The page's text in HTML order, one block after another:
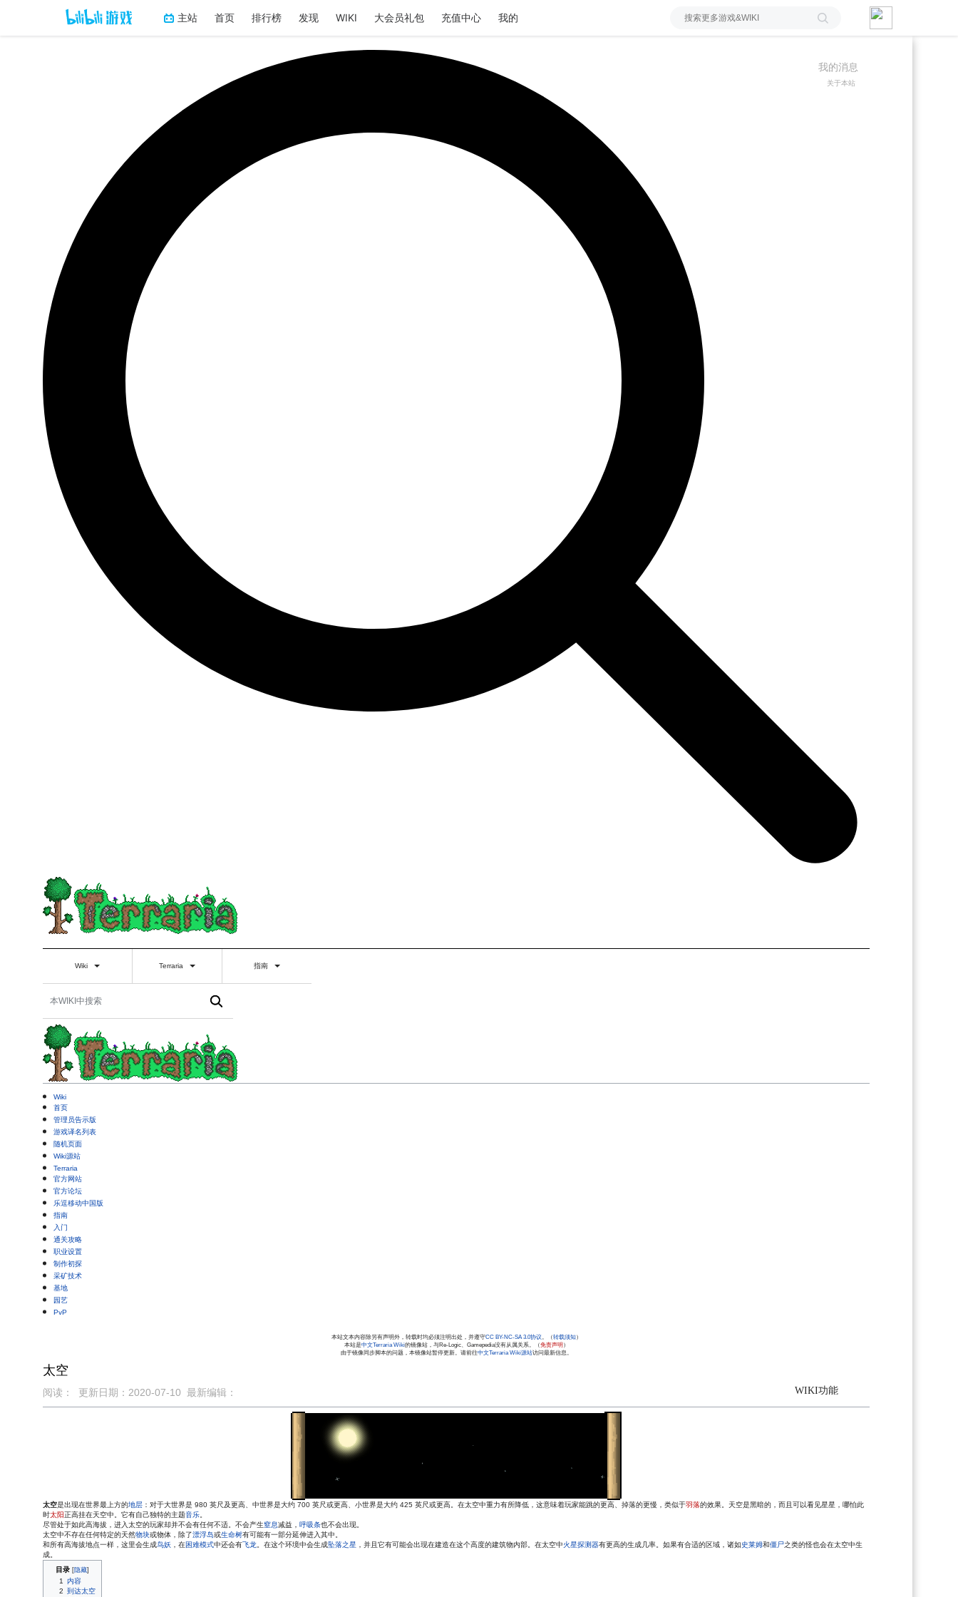
主站 首页 排行榜 发现 WIKI 大会员礼包 充值中心 我的
我的消息
关于本站
Wiki Terraria 指南
Wiki
首页
管理员告示版
游戏译名列表
随机页面
Wiki源站
Terraria
官方网站
官方论坛
乐逗移动中国版
指南
入门
通关攻略
职业设置
制作初探
采矿技术
基地
园艺
PvP
本站文本内容除另有声明外，转载时均必须注明出处，并遵守CC BY-NC-SA 3.0协议 。（转载须知）
本站是中文Terraria Wiki的镜像站，与Re-Logic、Gamepedia没有从属关系。（免责声明 ）
由于镜像同步脚本的问题，本镜像站暂停更新。请前往中文Terraria Wiki源站访问最新信息。
太空
WIKI功能
阅读： 更新日期： 2020-07-10 最新编辑：
太空是出现在世界最上方的地层 ：对于大世界是 980 英尺及更高、中世界是大约 700 英尺或更高、小世界是大约 425 英尺或更高。在太空中重力有所降低，这意味着玩家能跳的更高、掉落的更慢，类似于羽落的效果。天空是黑暗的，而且可以看见星星，哪怕此
时太阳正高挂在天空中。它有自己独特的主题音乐
尽管处于如此高海拔，进入太空的玩家却并不会有任何不适。不会产生窒息减益， 呼吸条也不会出现。
太空中不存在任何特定的天然物块或物体，除了漂浮岛或生命树有可能有一部分延伸进入其中。
和所有高海拔地点一样，这里会生成鸟妖 ，在困难模式中还会有飞龙 。在这个环境中会生成坠落之星 ，并且它有可能会出现在建造在这个高度的建筑物内部。在太空中火星探测器有更高的生成几率。如果有合适的区域，诸如史莱姆和僵尸之类的怪也会在太空中生
成。
目录
1
内容
2 到达太空